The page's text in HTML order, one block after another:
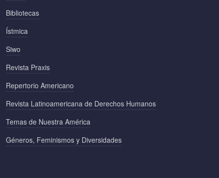
Bibliotecas
Ístmica
Siwo
Revista Praxis
Repertorio Americano
Revista Latinoamericana de Derechos Humanos
Temas de Nuestra América
Géneros, Feminismos y Diversidades